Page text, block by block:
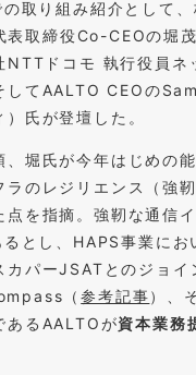
取り組み紹介として
取締役Co-CEOの堀
NTTドコモ 執行役員ネ
してAALTO CEOの
氏が登壇した。
、堀氏が今年はじめの
ラのレジリエンス（強
点を指摘。強靭な通信
とし、HAPS事業にお
カパーJSATとのジョイ
（参考記事）、
あるAALTOが資本業務